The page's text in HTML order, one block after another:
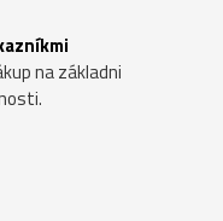
na základni